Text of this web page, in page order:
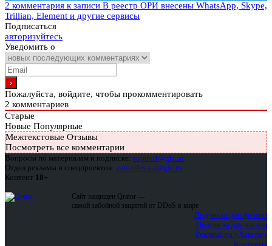
2 комментария к записи В реестр ОРИ внесены WhatsApp, Skype,
Trillian, Element и другие сервисы
Подписаться
авторизуйтесь
Уведомить о
Пожалуйста, войдите, чтобы прокомментировать
2 комментариев
Старые
Новые Популярные
Межтекстовые Отзывы
Посмотреть все комментарии
Вопросы по материалам и подписке: support@glc.ru
Отдел рекламы и спецпроектов: yakovleva.a@glc.ru
Контент 18+
Сайт защищен Qrator —
самой забойной защитой от DDoS в мире
Подписка для физлиц
Подписка для юрлиц
Реклама на «Хакере»
Контакты